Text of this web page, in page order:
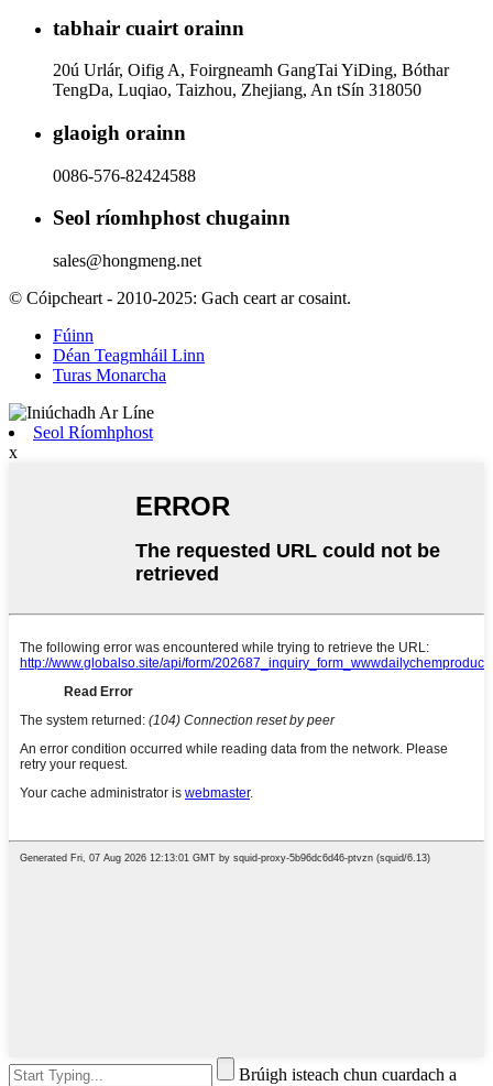
tabhair cuairt orainn
20ú Urlár, Oifig A, Foirgneamh GangTai YiDing, Bóthar
TengDa, Luqiao, Taizhou, Zhejiang, An tSín 318050
glaoigh orainn
0086-576-82424588
Seol ríomhphost chugainn
sales@hongmeng.net
© Cóipcheart - 2010-2025: Gach ceart ar cosaint.
Fúinn
Déan Teagmháil Linn
Turas Monarcha
Seol Ríomhphost
x
Brúigh isteach chun cuardach a